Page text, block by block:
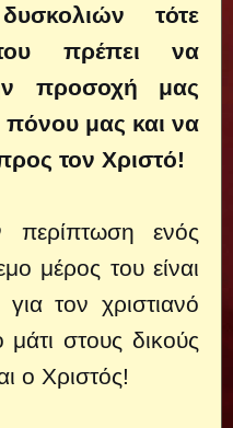
τότε
πρέπει να
προσοχή μας
πόνου μας και να
τον Χριστό!
ενός
μέρος του είναι
τον χριστιανό
μάτι στους δικούς
ο Χριστός!